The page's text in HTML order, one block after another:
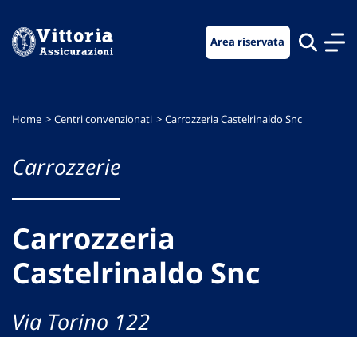
menu
contenuto
footer
Area riservata
Home Centri convenzionati Carrozzeria Castelrinaldo Snc
Carrozzerie
Carrozzeria
Castelrinaldo Snc
Via Torino 122